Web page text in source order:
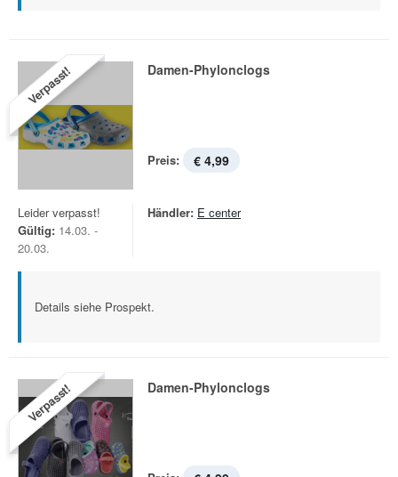
Verpasst! Damen-Phylonclogs
Preis: € 4,99
Leider verpasst!
Gültig: 14.03. -
20.03.
Händler: E center
Details siehe Prospekt.
Verpasst! Damen-Phylonclogs